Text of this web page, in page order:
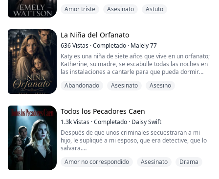
sus viejos amigos de la infancia y vivir la intensidad y
Todo parece prometedor, hasta que nota en esa casa la
presencia de una niña...
Amor triste Asesinato Astuto
La Niña del Orfanato
636Vistas ·Completado · Malely 77
Katy es una niña de siete años que vive en un orfanato;
Katherine, su madre, se escabulle todas las noches en
las instalaciones a cantarle para que pueda dormir
mudarán a un bello lugar en el que podrán vivir juntas
escaparse para ir a buscarla.
Abandonado Asesinato Asesino
Todos los Pecadores Caen
1.3kVistas ·Completado · Daisy Swift
Después de que unos criminales secuestraran a mi
hijo, le supliqué a mi esposo, que era detective, que lo
salvara.
Estaba demasiado ocupado protegiendo a su
Amor no correspondido Asesinato Drama